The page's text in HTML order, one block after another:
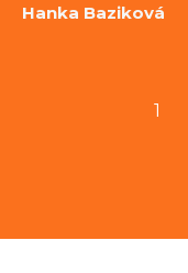
Hanka Baziková
1